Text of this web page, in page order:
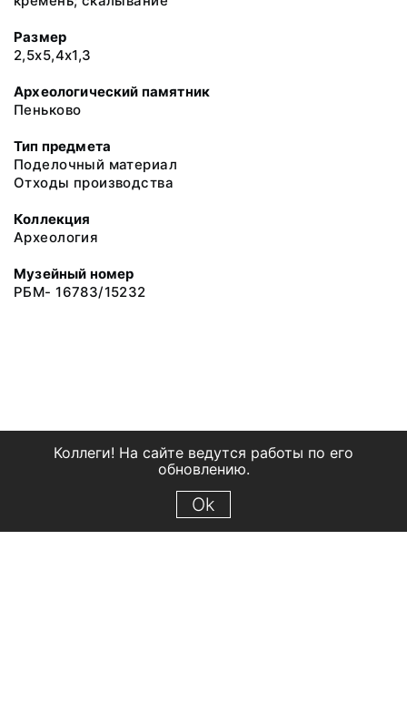
Размер
2,5х5,4х1,3
Археологический памятник
Пеньково
Тип предмета
Поделочный материал
Отходы производства
Коллекция
Археология
Музейный номер
РБМ- 16783/15232
Коллеги! На сайте ведутся работы по его
обновлению.
Ok